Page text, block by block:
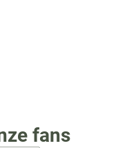
fans